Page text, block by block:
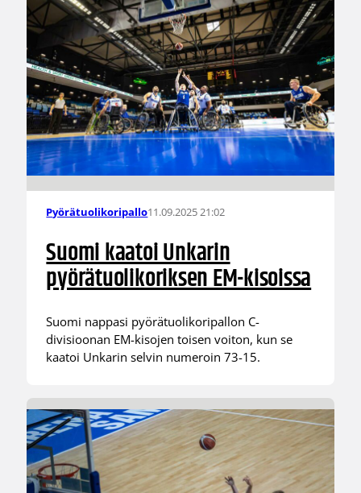
Pyörätuolikoripallo11.09.2025 21:02
Suomi kaatoi Unkarin
pyörätuolikoriksen EM-kisoissa
Suomi nappasi pyörätuolikoripallon C-
divisioonan EM-kisojen toisen voiton, kun se
kaatoi Unkarin selvin numeroin 73-15.